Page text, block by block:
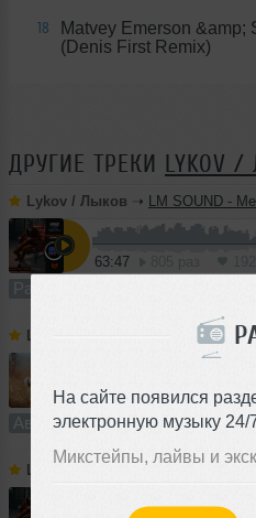
На сайте появился
электронную музыку 24/
Микстейпы, лайвы и
18 Matvey Emerson &amp;
(Denis First Remix)
ДРУГИЕ ТРЕКИ LYKOV
Lykov / Лыков ➝ LM SOUND -
63:47
Радио-шоу
Lykov / Лыков Dream On (Extended Mix)
5:28 1158 284
Авторский трек В плейлист
Lykov / Лыков ➝